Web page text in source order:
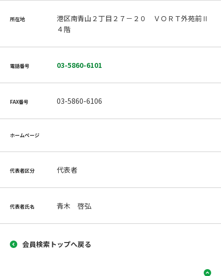
所在地
港区南青山２丁目２７－２０ ＶＯＲＴ外苑前Ⅱ
４階
電話番号 03-5860-6101
FAX番号 03-5860-6106
ホームページ
代表者区分 代表者
代表者氏名 青木 啓弘
会員検索トップへ戻る